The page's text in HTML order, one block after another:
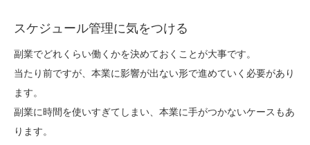
スケジュール管理に気をつける
副業でどれくらい働くかを決めておくことが大事です。
当たり前ですが、本業に影響が出ない形で進めていく必要があり
ます。
副業に時間を使いすぎてしまい、本業に手がつかないケースもあ
ります。